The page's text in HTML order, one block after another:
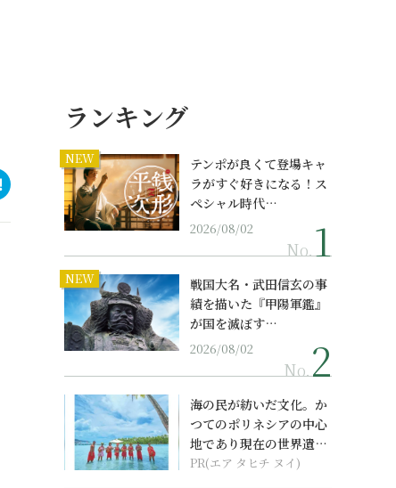
ランキング
NEW
テンポが良くて登場キャ
ラがすぐ好きになる！ス
ペシャル時代…
2026/08/02
No.
NEW
戦国大名・武田信玄の事
績を描いた『甲陽軍鑑』
が国を滅ぼす…
2026/08/02
No.
海の民が紡いだ文化。か
つてのポリネシアの中心
地であり現在の世界遺産
からみえてくる...
PR(エア タヒチ ヌイ)